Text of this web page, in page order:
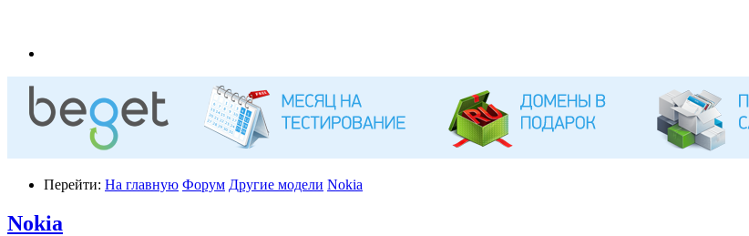
Перейти: На главную Форум Другие модели Nokia
Nokia